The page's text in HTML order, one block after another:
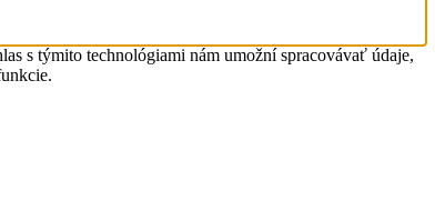
s týmito technológiami nám umožní spracovávať údaje,